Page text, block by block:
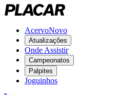
AcervoNovo
Atualizações
Onde Assistir
Campeonatos
Palpites
Joguinhos